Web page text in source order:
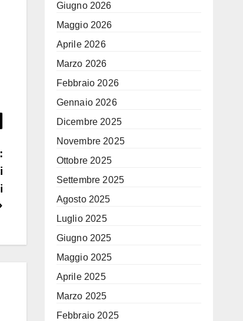
Giugno 2026
Maggio 2026
Aprile 2026
Marzo 2026
Febbraio 2026
Gennaio 2026
Dicembre 2025
Novembre 2025
Ottobre 2025
Settembre 2025
Agosto 2025
Luglio 2025
Giugno 2025
Maggio 2025
Aprile 2025
Marzo 2025
Febbraio 2025